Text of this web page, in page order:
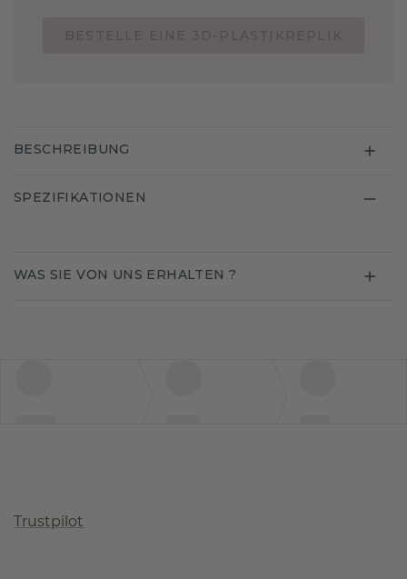
BESCHREIBUNG
SPEZIFIKATIONEN
WAS SIE VON UNS ERHALTEN ?
Trustpilot